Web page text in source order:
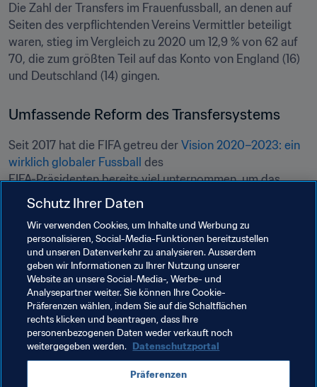
Die Zahl der Transfers im Frauenfussball, an denen auf
Seiten des verpflichtenden Vereins Vermittler beteiligt
waren, stieg im Vergleich zu 2020 um 12,9 % von 62 auf
70, die zum größten Teil auf das Konto von England (16)
und Deutschland (14) gingen.
Umfassende Reform des Transfersystems
Seit 2017 hat die FIFA getreu der Vision 2020–2023: ein
wirklich globaler Fussball
des
FIFA-Präsidenten bereits viel unternommen, um das
Transfersystem fairer und transparenter zu gestalten. So
verabschiedet. Das neue FIFA-
Fussballvermittlerreglement tritt voraussichtlich 2022 in
Kraft.
Ein Überblick über die wichtigsten Erfolge bei der
Reform des Transfersystems ist hier zu finden.
Verwandte Themen
Schutz Ihrer Daten
Wir verwenden Cookies, um Inhalte und Werbung zu
personalisieren, Social-Media-Funktionen bereitzustellen
und unseren Datenverkehr zu analysieren. Ausserdem
geben wir Informationen zu Ihrer Nutzung unserer
Website an unsere Social-Media-, Werbe- und
Analysepartner weiter. Sie können Ihre Cookie-
Präferenzen wählen, indem Sie auf die Schaltflächen
rechts klicken und beantragen, dass Ihre
personenbezogenen Daten weder verkauft noch
weitergegeben werden. Datenschutzportal
Präferenzen